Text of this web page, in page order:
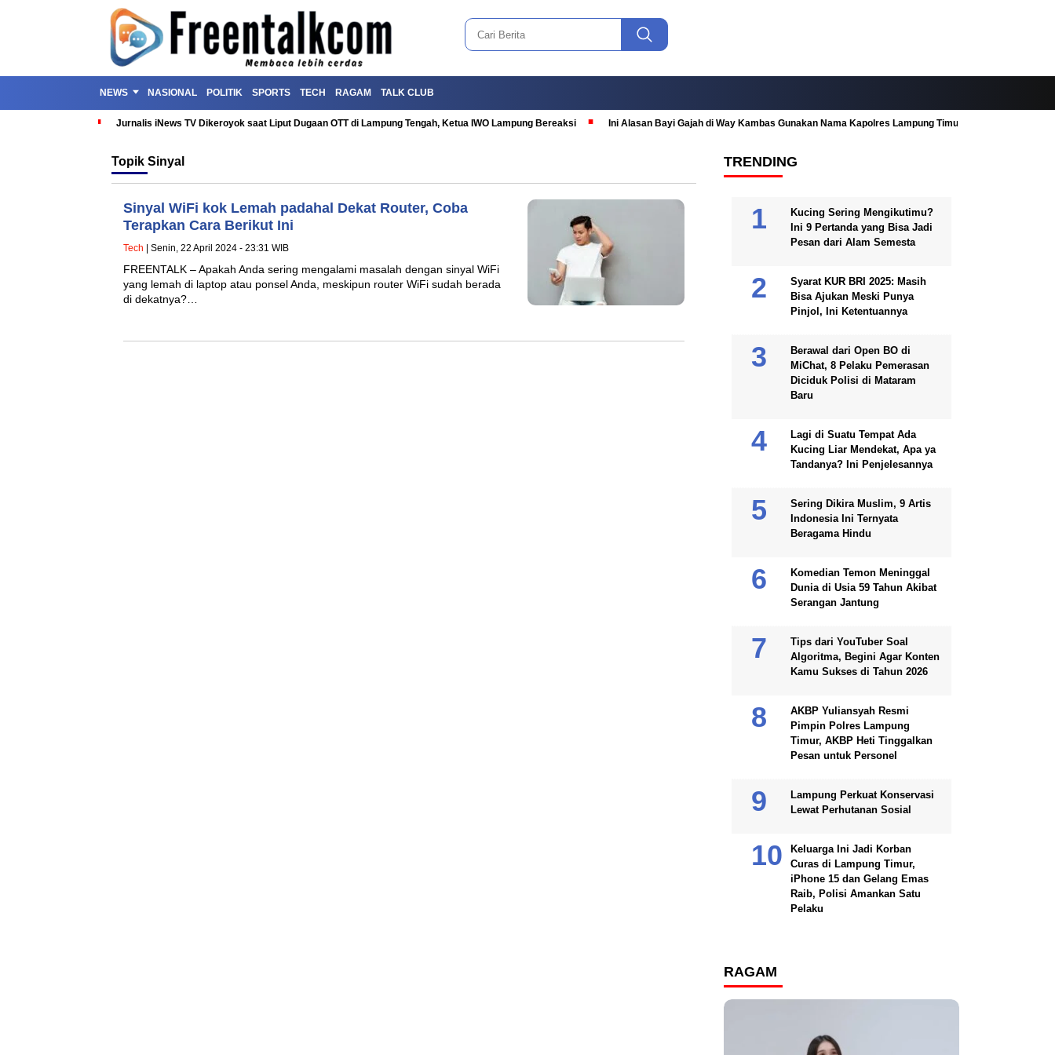
NEWS NASIONAL POLITIK SPORTS TECH RAGAM TALK CLUB
Jurnalis iNews TV Dikeroyok saat Liput Dugaan OTT di Lampung Tengah, Ketua IWO Lampung Bereaksi Ini Alasan Bayi Gajah di Way Kambas Gunakan Nama Kapolres Lampung Timur
Topik Sinyal
Sinyal WiFi kok Lemah padahal Dekat Router, Coba
Terapkan Cara Berikut Ini
Tech | Senin, 22 April 2024 - 23:31 WIB
FREENTALK – Apakah Anda sering mengalami masalah dengan sinyal WiFi
yang lemah di laptop atau ponsel Anda, meskipun router WiFi sudah berada
di dekatnya?…
TRENDING
Kucing Sering Mengikutimu?
Ini 9 Pertanda yang Bisa Jadi
Pesan dari Alam Semesta
Syarat KUR BRI 2025: Masih
Bisa Ajukan Meski Punya
Pinjol, Ini Ketentuannya
Berawal dari Open BO di
MiChat, 8 Pelaku Pemerasan
Diciduk Polisi di Mataram
Baru
Lagi di Suatu Tempat Ada
Kucing Liar Mendekat, Apa ya
Tandanya? Ini Penjelesannya
Sering Dikira Muslim, 9 Artis
Indonesia Ini Ternyata
Beragama Hindu
Komedian Temon Meninggal
Dunia di Usia 59 Tahun Akibat
Serangan Jantung
Tips dari YouTuber Soal
Algoritma, Begini Agar Konten
Kamu Sukses di Tahun 2026
AKBP Yuliansyah Resmi
Pimpin Polres Lampung
Timur, AKBP Heti Tinggalkan
Pesan untuk Personel
Lampung Perkuat Konservasi
Lewat Perhutanan Sosial
Keluarga Ini Jadi Korban
Curas di Lampung Timur,
iPhone 15 dan Gelang Emas
Raib, Polisi Amankan Satu
Pelaku
RAGAM